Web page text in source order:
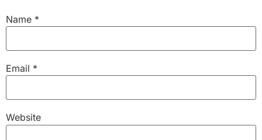
Name *
Email *
Website